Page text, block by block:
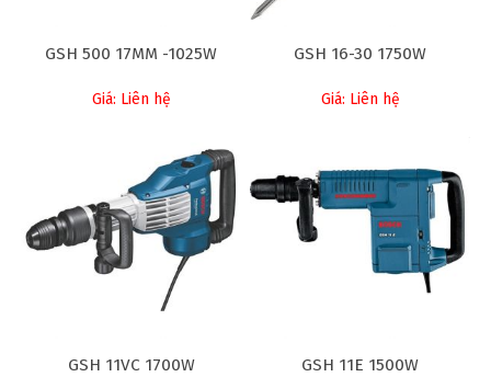
GSH 500 17MM -1025W
Giá: Liên hệ
GSH 16-30 1750W
Giá: Liên hệ
GSH 11VC 1700W GSH 11E 1500W